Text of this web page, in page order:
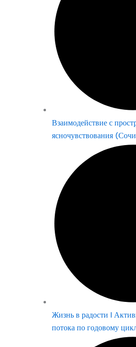
Взаимодействие с
ясночувствования
Жизнь в радости |
потока по годовому